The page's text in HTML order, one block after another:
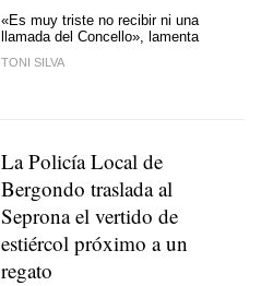
«Es muy triste no recibir ni una
llamada del Concello», lamenta
TONI SILVA
La Policía Local de
Bergondo traslada al
Seprona el vertido de
estiércol próximo a un
regato